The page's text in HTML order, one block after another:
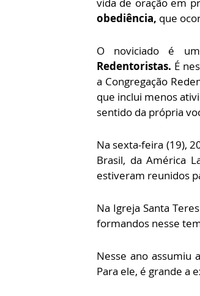
vida de oração em
obediência, que
O noviciado é
Redentoristas. É
a Congregação
que inclui menos
sentido da própria
Na sexta-feira (19),
Brasil, da América
estiveram reunidos
Na Igreja Santa
formandos nesse
Nesse ano assumiu
Para ele, é grande a